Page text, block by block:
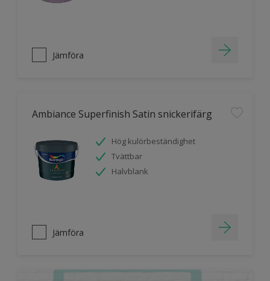
Jämföra
Ambiance Superfinish Satin snickerifärg
Hög kulörbeständighet
Tvättbar
Halvblank
Jämföra